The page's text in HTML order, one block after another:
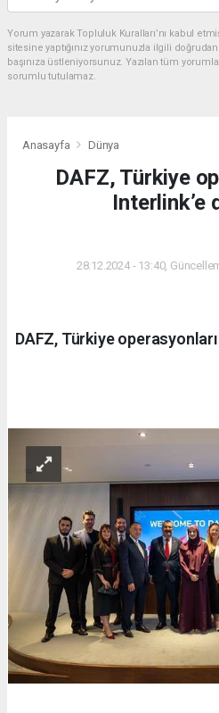
Yorum yazarak Topluluk Kuralları’nı kabul
sitesine yaptığınız yorumunuzla ilgili
başınıza üstleniyorsunuz. Yazılan tüm
sorumlu tutulamaz.
Anasayfa Dünya
DAFZ, Türkiye
Interlink’e
28.12.2024 - 13:40,
DAFZ, Türkiye